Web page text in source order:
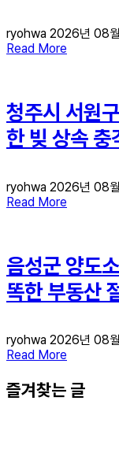
ryohwa 2026년 08
Read More
청주시 서원
한 빚 상속 충
ryohwa 2026년 08
Read More
음성군 양도
똑한 부동산
ryohwa 2026년 08
Read More
즐겨찾는 글